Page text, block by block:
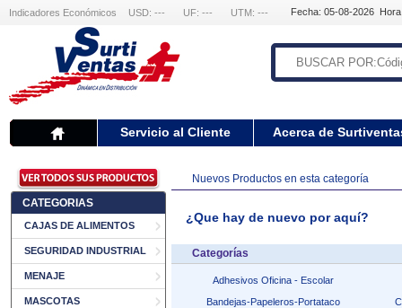
Indicadores Económicos USD: --- UF: --- UTM: --- Fecha: 05-08-2026
Servicio al Cliente Acerca de
CATEGORIAS
CAJAS DE ALIMENTOS
SEGURIDAD INDUSTRIAL
MENAJE
MASCOTAS
Nuevos Productos en esta categoría
¿Que hay de nuevo por aquí?
Categorías
Adhesivos Oficina - Escolar
Bandejas-Papeleros-Portataco